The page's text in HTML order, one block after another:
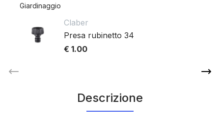
Giardinaggio
Claber
Presa rubinetto 34
€ 1.00
Descrizione